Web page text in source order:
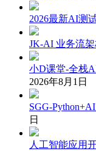
2026最新AI测
JK-AI 业务流
小D课堂-全栈
2026年8月1日
SGG-
日
人工智能应用